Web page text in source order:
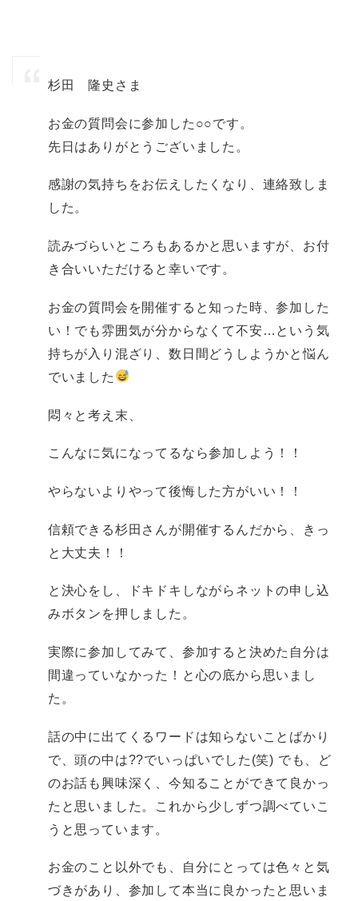
杉田 隆史さま
お金の質問会に参加した○○です。
先日はありがとうございました。
感謝の気持ちをお伝えしたくなり、連絡致しま
した。
読みづらいところもあるかと思いますが、お付
き合いいただけると幸いです。
お金の質問会を開催すると知った時、参加した
い！でも雰囲気が分からなくて不安…という気
持ちが入り混ざり、数日間どうしようかと悩ん
でいました
悶々と考え末、
こんなに気になってるなら参加しよう！！
やらないよりやって後悔した方がいい！！
信頼できる杉田さんが開催するんだから、きっ
と大丈夫！！
と決心をし、ドキドキしながらネットの申し込
みボタンを押しました。
実際に参加してみて、参加すると決めた自分は
間違っていなかった！と心の底から思いまし
た。
話の中に出てくるワードは知らないことばかり
で、頭の中は??でいっぱいでした(笑) でも、ど
のお話も興味深く、今知ることができて良かっ
たと思いました。これから少しずつ調べていこ
うと思っています。
お金のこと以外でも、自分にとっては色々と気
づきがあり、参加して本当に良かったと思いま